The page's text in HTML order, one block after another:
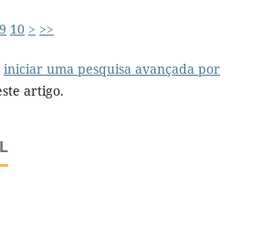
9 10 > >>
iniciar uma pesquisa avançada por
artigo.